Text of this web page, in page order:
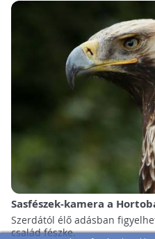
Sasfészek-kamera a
Szerdától élő adásban
család fészke.